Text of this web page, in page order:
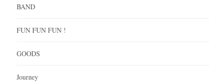
BAND
FUN FUN FUN !
GOODS
Journey